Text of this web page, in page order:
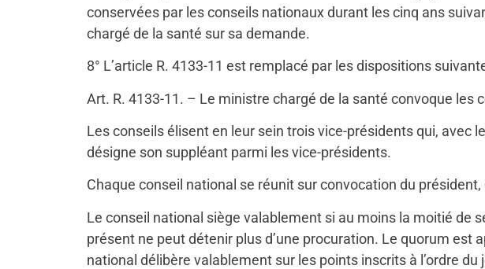
conservées par les conseils nationaux durant les cinq ans
chargé de la santé sur sa demande.
8° L’article R. 4133-11 est remplacé par les dispositions
Art. R. 4133-11. – Le ministre chargé de la santé convoque les
Les conseils élisent en leur sein trois vice-présidents qui, avec
désigne son suppléant parmi les vice-présidents.
Chaque conseil national se réunit sur convocation du président,
Le conseil national siège valablement si au moins la moitié de
présent ne peut détenir plus d’une procuration. Le quorum est
national délibère valablement sur les points inscrits à l’ordre